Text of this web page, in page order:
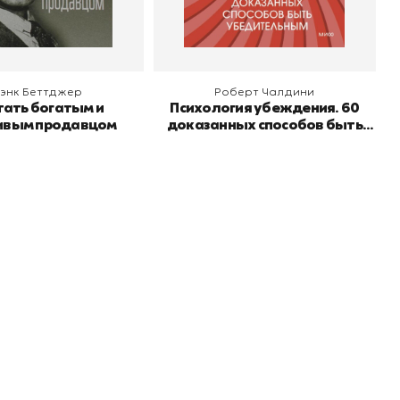
Беттджер
богатым и
продавцом
Роберт Чалдини
Психология убеждения. 60
доказанных способов быть